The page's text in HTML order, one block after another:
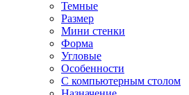
Темные
Размер
Мини стенки
Форма
Угловые
Особенности
С компьютерным столом